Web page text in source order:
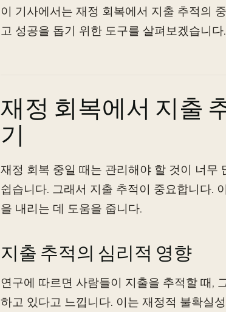
이 기사에서는 재정 회복에서 지출 추적의
고 성공을 돕기 위한 도구를 살펴보겠습니다.
재정 회복에서 지출
기
재정 회복 중일 때는 관리해야 할 것이 너무
쉽습니다. 그래서 지출 추적이 중요합니다.
을 내리는 데 도움을 줍니다.
지출 추적의 심리적 영향
연구에 따르면 사람들이 지출을 추적할 때,
하고 있다고 느낍니다. 이는 재정적 불확실